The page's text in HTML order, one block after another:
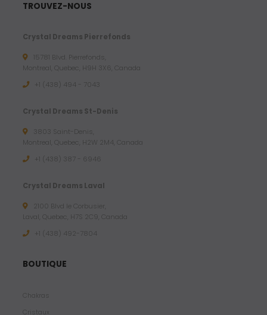
TROUVEZ-NOUS
Crystal Dreams Pierrefonds
15781 Blvd. Pierrefonds,
Montreal, Quebec, H9H 3X6, Canada
+1 (438) 494 - 7043
Crystal Dreams St-Denis
3803 Saint-Denis,
Montreal, Quebec, H2W 2M4, Canada
+1 (438) 387 - 6946
Crystal Dreams Laval
2100 Blvd le Corbusier,
Laval, Quebec, H7S 2C9, Canada
+1 ‪(438) 492-7804‬
BOUTIQUE
Chakras
Cristaux